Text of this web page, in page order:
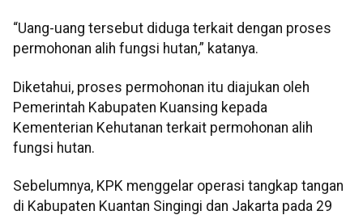
“Uang-uang tersebut diduga terkait dengan proses
permohonan alih fungsi hutan,” katanya.
Diketahui, proses permohonan itu diajukan oleh
Pemerintah Kabupaten Kuansing kepada
Kementerian Kehutanan terkait permohonan alih
fungsi hutan.
Sebelumnya, KPK menggelar operasi tangkap tangan
di Kabupaten Kuantan Singingi dan Jakarta pada 29